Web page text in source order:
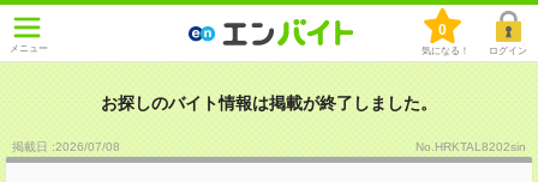
メニュー
0
気になる！ ログイン
お探しのバイト情報は掲載が終了しました。
掲載日 :2026/07/08 No.HRKTAL8202sin